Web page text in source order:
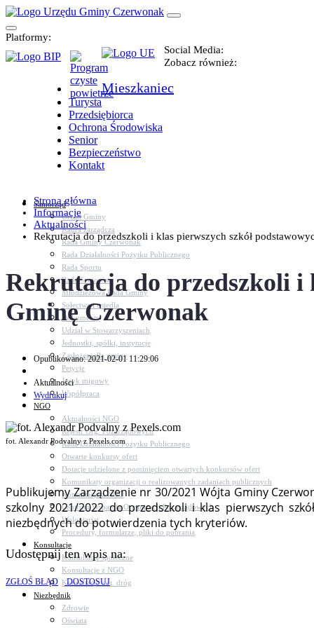
Platformy:
Social Media:
Zobacz również:
Mieszkaniec
Turysta
Przedsiębiorca
Ochrona Środowiska
Senior
Bezpieczeństwo
Kontakt
Samorząd
Urząd Gminy
Kadra zarządcza
Rada Gminy Czerwonak
Rada Działalności Pożytku Publicznego
Rada Sportu
Rada Seniorów
Młodzieżowa Rada Gminy
Sołectwa i osiedla
Dokumenty
Udział w Stowarzyszeniach
Jednostki, spółki, instytucje
Zasłużeni dla gminy
Petycje
Język migowy
Współpraca
NGO
Aktualności NGO
Rejestr Org. Pozarządowych
Rada Działalności Pożytku Publicznego
Otwarte konkursy ofert
Dotacje udzielone z pominięciem otwartych konkursów ofert
Komunikaty organizacji o realizowanych zadaniach publicznych
Konsultacje z NGO
Centrum Wsparcia Organizacji Pozarządowych
Wolontariat
Procedury, formularze, pliki do pobrania
Konsultacje
Konsultacje społeczne
Konsultacje z NGO
Konsultacje dot. dróg
Niezbędnik
Zdrowie
Oświata
Strona główna
Informacje
Aktualności
Rekrutacja do przedszkoli i klas pierwszych szkół
Rekrutacja do przedszkoli i
Gminę Czerwonak
Opublikowano: 2021-02-01 11:29:06
Aktualności
Wydrukuj
fot. Alexandr Podvalny z Pexels.com
Publikujemy Zarządzenie nr 30/2021 Wójta Gminy
szkolny 2021/2022 do przedszkoli i klas pierwszych
niezbędnych do potwierdzenia tych kryteriów.
Udostępnij ten wpis na:
ZGŁOŚ BŁĄD DOSTOSUJ